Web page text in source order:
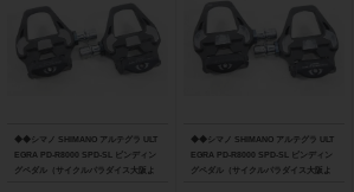
◆◆シマノ SHIMANO アルテグラ ULT
EGRA PD-R8000 SPD-SL ビンディン
グペダル（サイクルパラダイス大阪よ
◆◆シマノ SHIMANO アルテグラ ULT
EGRA PD-R8000 SPD-SL ビンディン
グペダル（サイクルパラダイス大阪よ